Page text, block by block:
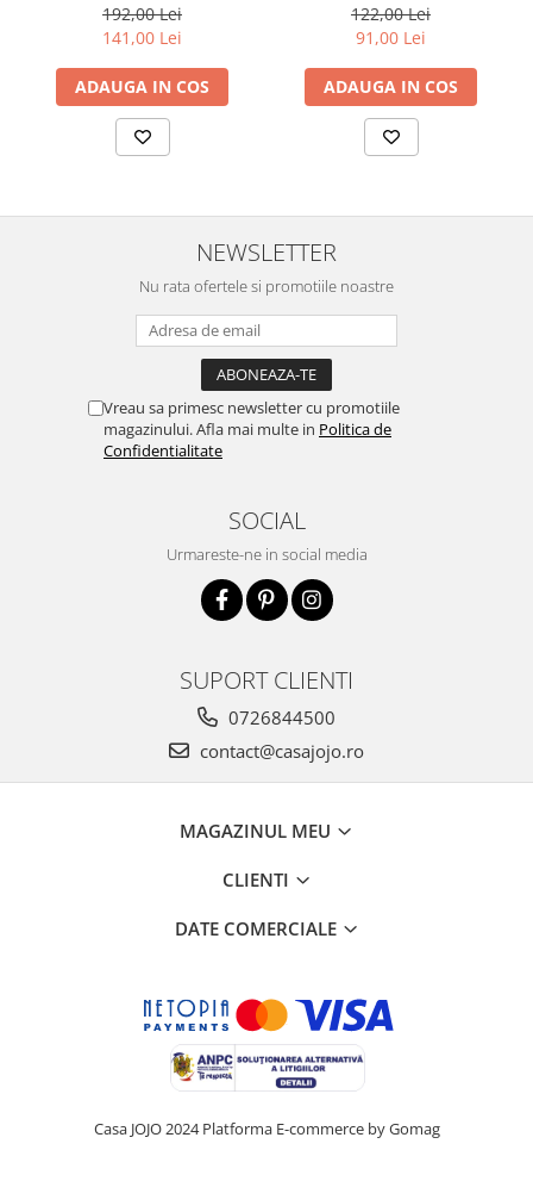
192,00 Lei
141,00 Lei
ADAUGA IN COS
122,00 Lei
91,00 Lei
ADAUGA IN COS
NEWSLETTER
Nu rata ofertele si promotiile noastre
Vreau sa primesc newsletter cu promotiile
magazinului. Afla mai multe in Politica de
Confidentialitate
SOCIAL
Urmareste-ne in social media
SUPORT CLIENTI
0726844500
contact@casajojo.ro
MAGAZINUL MEU
CLIENTI
DATE COMERCIALE
Casa JOJO 2024Platforma E-commerce by Gomag